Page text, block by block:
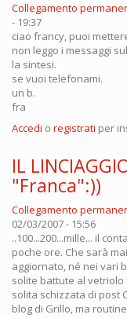
Collegamento
- 19:37
ciao francy, puoi
non leggo i messaggi
la sintesi.
se vuoi telefonami.
un b.
fra
Accedi o registrati per
IL
"Franca":))
Collegamento
02/03/2007 - 15:56
..100...200...mille... il
poche ore. Che sarà
aggiornato, né nei vari
solite battute al vetriolo
solita schizzata di post
blog di Grillo, ma